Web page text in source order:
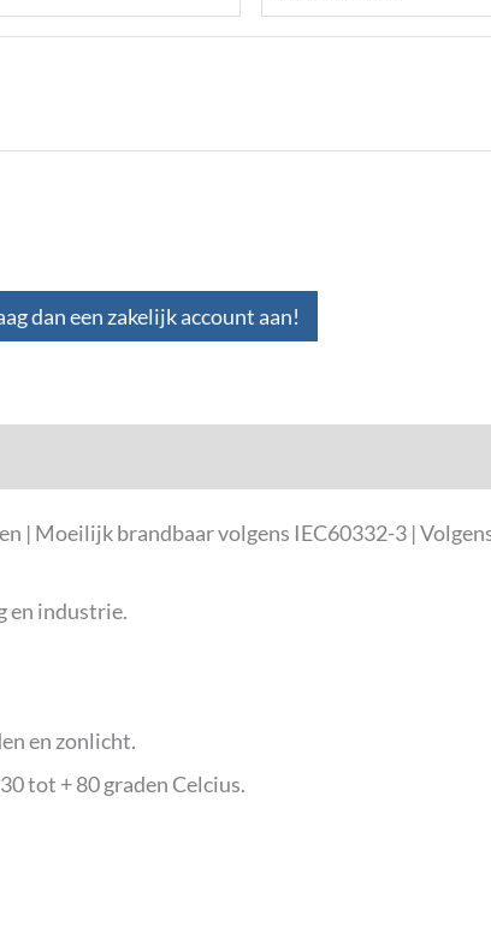
dan een zakelijk account aan!
| Moeilijk brandbaar volgens IEC60332-3 |
en industrie.
en zonlicht.
tot + 80 graden Celcius.